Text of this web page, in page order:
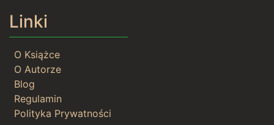
Linki
O Książce
O Autorze
Blog
Regulamin
Polityka Prywatności